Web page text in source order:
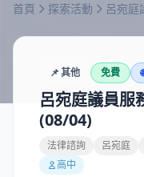
首頁 探索活動 呂宛庭
📌其他 免費
呂宛庭議員服
(08/04)
法律諮詢 呂宛庭
高中